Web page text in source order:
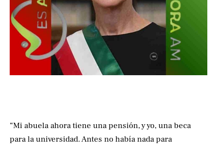
“Mi abuela ahora tiene una pensión, y yo, una beca
para la universidad. Antes no había nada para